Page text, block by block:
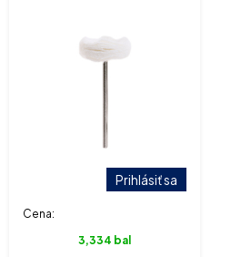
Cena:
Prihlásiť sa
3,334 bal